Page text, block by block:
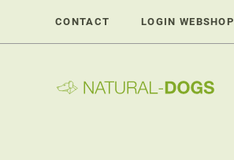
CONTACT LOGIN WEBSHOP